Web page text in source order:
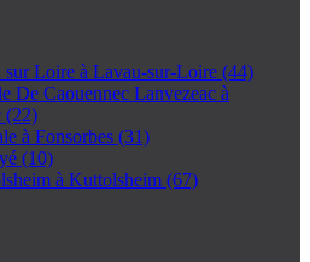
Loire à Lavau-sur-Loire (44)
De Caouennec Lanvezeac à
(22)
à Fonsorbes (31)
(10)
à Kuttolsheim (67)